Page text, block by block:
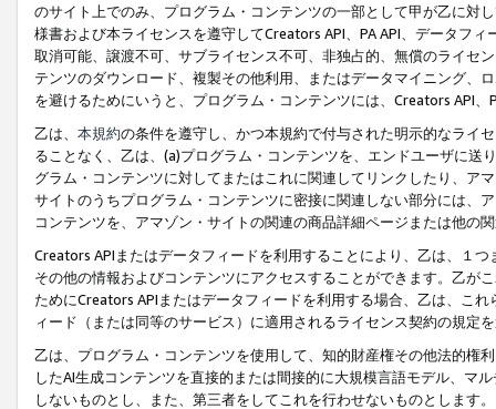
のサイト上でのみ、プログラム・コンテンツの一部として甲が乙に対
様書および本ライセンスを遵守してCreators API、PA API、データフ
取消可能、譲渡不可、サブライセンス不可、非独占的、無償のライセ
テンツのダウンロード、複製その他利用、またはデータマイニング、
を避けるためにいうと、プログラム・コンテンツには、Creators API
乙は、 本規約の条件を遵守し、かつ本規約で付与された明示的なライ
ることなく、乙は、(a)プログラム・コンテンツを、エンドユーザに
グラム・コンテンツに対してまたはこれに関連してリンクしたり、ア
サイトのうちプログラム・コンテンツに密接に関連しない部分には、
コンテンツを、アマゾン・サイトの関連の商品詳細ページまたは他の
Creators APIまたはデータフィードを利用することにより、乙は、１
その他の情報およびコンテンツにアクセスすることができます。乙が
ためにCreators APIまたはデータフィードを利用する場合、乙は、こ
ィード（または同等のサービス）に適用されるライセンス契約の規定
乙は、プログラム・コンテンツを使用して、知的財産権その他法的権
したAI生成コンテンツを直接的または間接的に大規模言語モデル、マ
しないものとし、また、第三者をしてこれを行わせないものとします。